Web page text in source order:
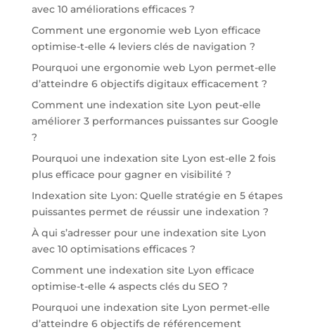
avec 10 améliorations efficaces ?
Comment une ergonomie web Lyon efficace
optimise-t-elle 4 leviers clés de navigation ?
Pourquoi une ergonomie web Lyon permet-elle
d’atteindre 6 objectifs digitaux efficacement ?
Comment une indexation site Lyon peut-elle
améliorer 3 performances puissantes sur Google
?
Pourquoi une indexation site Lyon est-elle 2 fois
plus efficace pour gagner en visibilité ?
Indexation site Lyon: Quelle stratégie en 5 étapes
puissantes permet de réussir une indexation ?
À qui s’adresser pour une indexation site Lyon
avec 10 optimisations efficaces ?
Comment une indexation site Lyon efficace
optimise-t-elle 4 aspects clés du SEO ?
Pourquoi une indexation site Lyon permet-elle
d’atteindre 6 objectifs de référencement